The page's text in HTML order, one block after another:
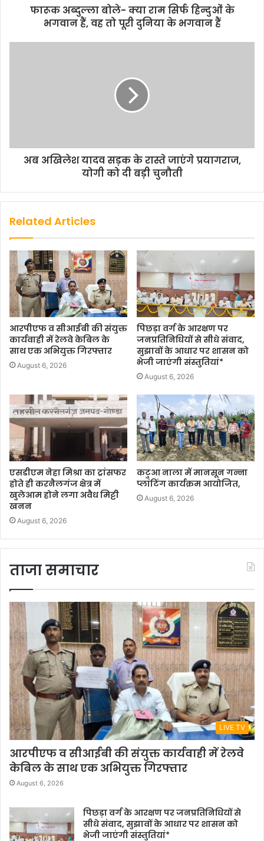
फारूक अब्दुल्ला बोले- क्या राम सिर्फ हिन्दुओं के
भगवान हैं, वह तो पूरी दुनिया के भगवान हैं
अब अखिलेश यादव सड़क के रास्ते जाएंगे प्रयागराज,
योगी को दी बड़ी चुनौती
Related Articles
आरपीएफ व सीआईबी की संयुक्त
कार्यवाही में रेलवे केबिल के
साथ एक अभियुक्त गिरफ्तार
August 6, 2026
पिछड़ा वर्ग के आरक्षण पर
जनप्रतिनिधियों से सीधे संवाद,
सुझावों के आधार पर शासन को
भेजी जाएंगी संस्तुतियां*
August 6, 2026
एसडीएम नेहा मिश्रा का ट्रांसफर
होते ही करनैलगंज क्षेत्र में
खुलेआम होने लगा अवैध मिट्टी
खनन
August 6, 2026
कटुआ नाला में मानसून गन्ना
प्लांटिंग कार्यक्रम आयोजित,
August 6, 2026
ताजा समाचार
LIVE TV
आरपीएफ व सीआईबी की संयुक्त कार्यवाही में रेलवे
केबिल के साथ एक अभियुक्त गिरफ्तार
August 6, 2026
पिछड़ा वर्ग के आरक्षण पर जनप्रतिनिधियों से
सीधे संवाद, सुझावों के आधार पर शासन को
भेजी जाएंगी संस्तुतियां*